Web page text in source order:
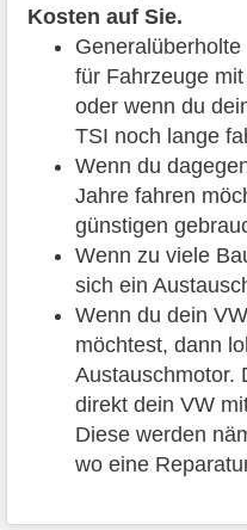
Kosten auf Sie.
für Fahrzeuge
oder wenn du
TSI noch lange
Wenn du
Jahre fahren
günstigen
Wenn zu viele
sich ein
Wenn du dein
möchtest, dann
Austauschmotor.
direkt dein VW
Diese werden
wo eine